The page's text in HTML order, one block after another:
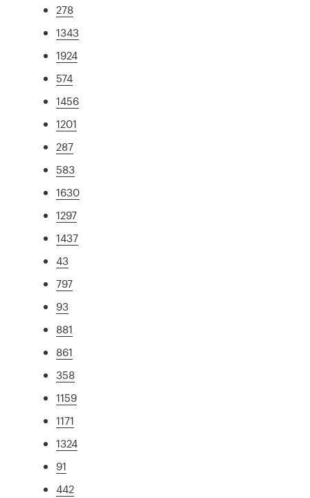
278
1343
1924
574
1456
1201
287
583
1630
1297
1437
43
797
93
881
861
358
1159
1171
1324
91
442